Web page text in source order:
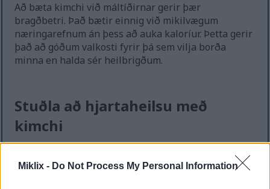
Miklix - Do Not Process My Personal Information
Að bæta kimchi við máltíðirnar gerir þær
bragðbetri. Það bætir einnig við mikilvægum
næringarefnum án þess að auka kaloríur. Þetta gerir
það að góðum valkosti fyrir þá sem vilja borða
minna en halda sér heilbrigðum.
Stuðla að hjartaheilsu með
kimchi
bragðgóð viðbót við hvaða máltíð sem er. Regluleg